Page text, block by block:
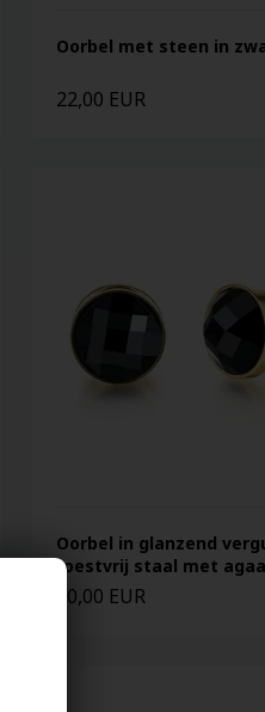
Oorbel met steen in
22,00 EUR
Oorbel in glanzend
roestvrij staal met
20,00 EUR